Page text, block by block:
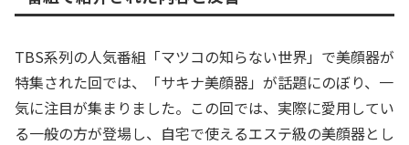
TBS系列の人気番組「マツコの知らない世界」で美顔器が
特集された回では、「サキナ美顔器」が話題にのぼり、一
気に注目が集まりました。この回では、実際に愛用してい
る一般の方が登場し、自宅で使えるエステ級の美顔器とし